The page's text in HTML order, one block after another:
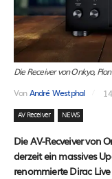
Die Receiver von Onkyo,
VonAndré Westphal
AV Receiver NEWS
Die AV-Recveiver von
derzeit ein massives
renommierte Dirac